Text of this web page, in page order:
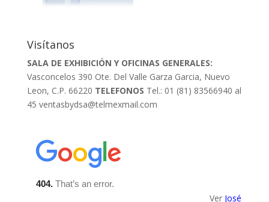
Visítanos
SALA DE EXHIBICIÓN Y OFICINAS GENERALES:
Vasconcelos 390 Ote. Del Valle Garza Garcia, Nuevo
Leon, C.P. 66220 TELEFONOS Tel.: 01 (81) 83566940 al
45 ventasbydsa@telmexmail.com
Ver José